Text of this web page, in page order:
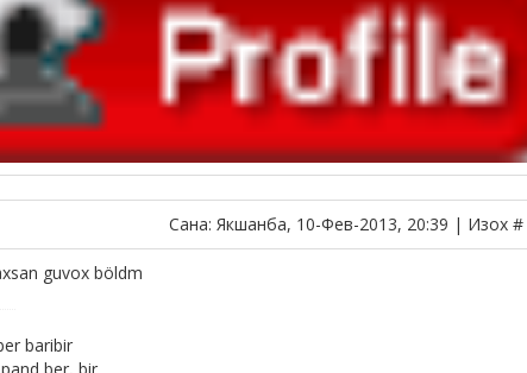
Сана: Якшанба, 10-Фев-2013, 20:39 | Изох #
guvox böldm
baribir